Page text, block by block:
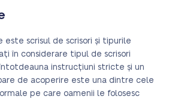
scrisul de scrisori și tipurile
în considerare tipul de scrisori
instrucțiuni stricte și un
de acoperire este una dintre cele
pe care oamenii le folosesc